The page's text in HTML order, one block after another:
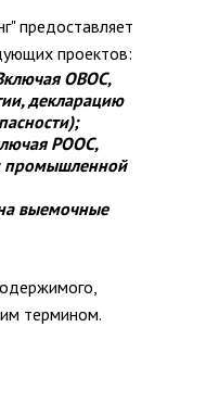
предоставляет
проектов:
ОВОС,
декларацию
РООС,
промышленной
выемочные
термином.